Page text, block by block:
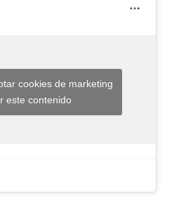
cookies de marketing
este contenido